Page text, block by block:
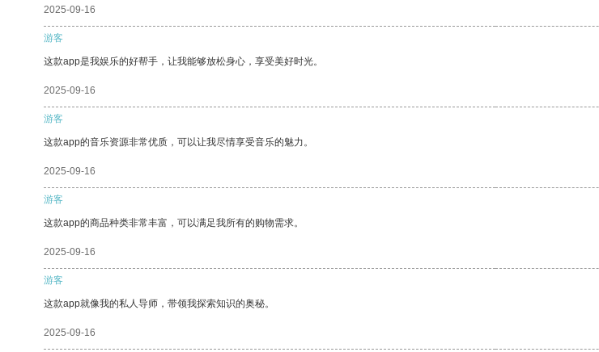
2025-09-16
游客
这款app是我娱乐的好帮手，让我能够放松身心，享受美好时光。
2025-09-16
游客
这款app的音乐资源非常优质，可以让我尽情享受音乐的魅力。
2025-09-16
游客
这款app的商品种类非常丰富，可以满足我所有的购物需求。
2025-09-16
游客
这款app就像我的私人导师，带领我探索知识的奥秘。
2025-09-16